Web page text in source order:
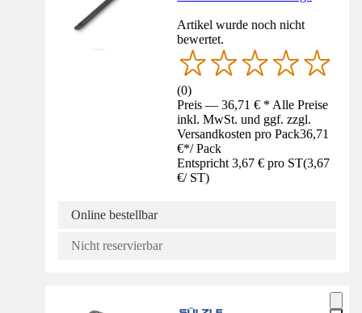
Artikel wurde noch nicht
bewertet.
(0)
Preis — 36,71 € * Alle Preise
inkl. MwSt. und ggf. zzgl.
Versandkosten pro Pack36,71
€*/ Pack
Entspricht 3,67 € pro ST(3,67
€/ ST)
Online bestellbar
Nicht reservierbar